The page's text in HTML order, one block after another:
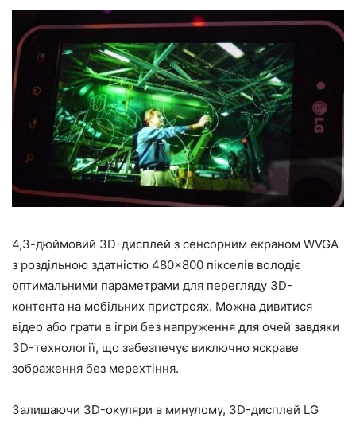
4,3-дюймовий 3D-дисплей з сенсорним екраном WVGA
з роздільною здатністю 480×800 пікселів володіє
оптимальними параметрами для перегляду 3D-
контента на мобільних пристроях. Можна дивитися
відео або грати в ігри без напруження для очей завдяки
3D-технології, що забезпечує виключно яскраве
зображення без мерехтіння.
Залишаючи 3D-окуляри в минулому, 3D-дисплей LG